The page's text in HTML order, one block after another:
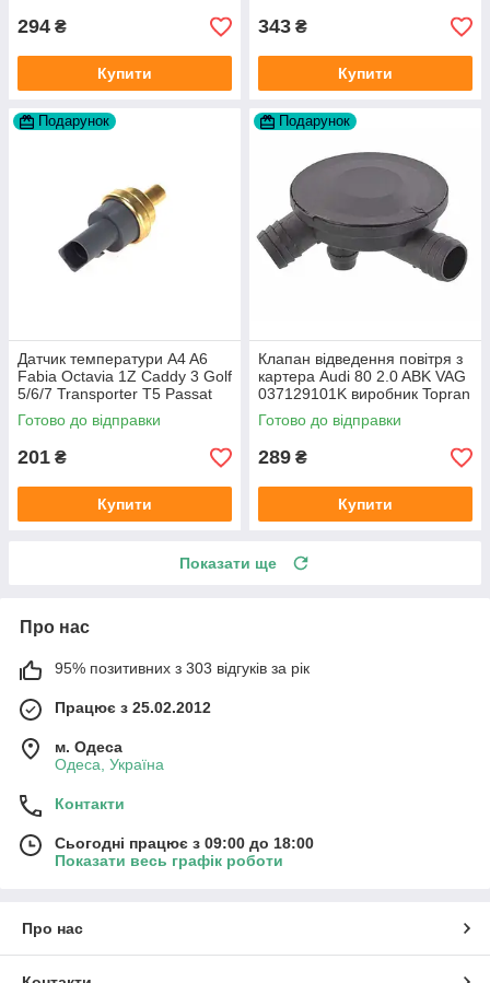
294 ₴
Купити
343 ₴
Купити
Подарунок
Датчик температури A4 A6
Fabia Octavia 1Z Caddy 3 Golf
5/6/7 Transporter T5 Passat
B6 (колір сірий)
Готово до відправки
201 ₴
Купити
Подарунок
Клапан відведення повітря з
картера Audi 80 2.0 ABK VAG
037129101K виробник Topran
Німеччина
Готово до відправки
289 ₴
Купити
Показати ще
Про нас
95% позитивних з 303 відгуків за рік
Працює з 25.02.2012
м. Одеса
Одеса, Україна
Контакти
Сьогодні працює з 09:00 до 18:00
Показати весь графік роботи
Про нас